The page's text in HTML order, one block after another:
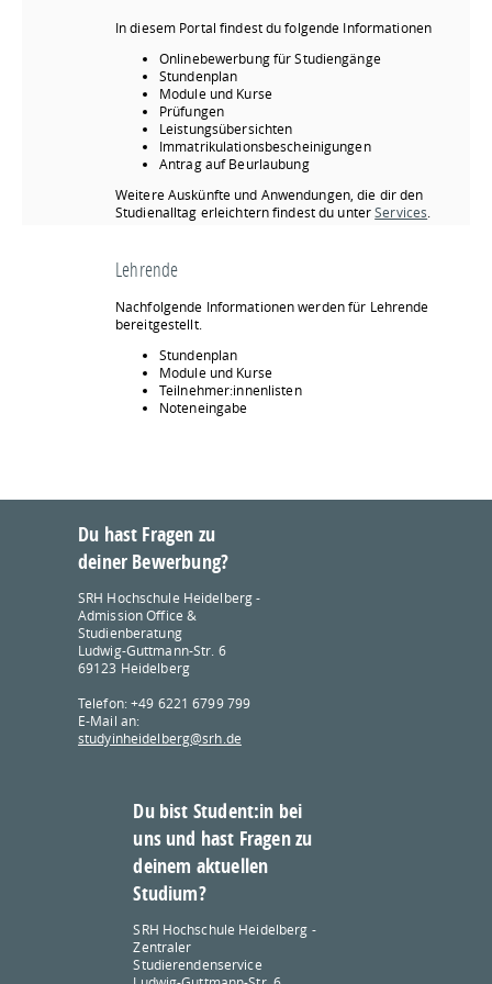
In diesem Portal findest du folgende Informationen
Onlinebewerbung für Studiengänge
Stundenplan
Module und Kurse
Prüfungen
Leistungsübersichten
Immatrikulationsbescheinigungen
Antrag auf Beurlaubung
Weitere Auskünfte und Anwendungen, die dir den
Studienalltag erleichtern findest du unterServices
Lehrende
Nachfolgende Informationen werden für Lehrende
bereitgestellt.
Stundenplan
Module und Kurse
Teilnehmer:innenlisten
Noteneingabe
Du hast Fragen zu
deiner Bewerbung?
SRH Hochschule Heidelberg -
Admission Office &
Studienberatung
Ludwig-Guttmann-Str. 6
69123 Heidelberg
Telefon: +49 6221 6799 799
E-Mail an:
studyinheidelberg@srh.de
Du bist Student:in bei
uns und hast Fragen zu
deinem aktuellen
Studium?
SRH Hochschule Heidelberg -
Zentraler
Studierendenservice